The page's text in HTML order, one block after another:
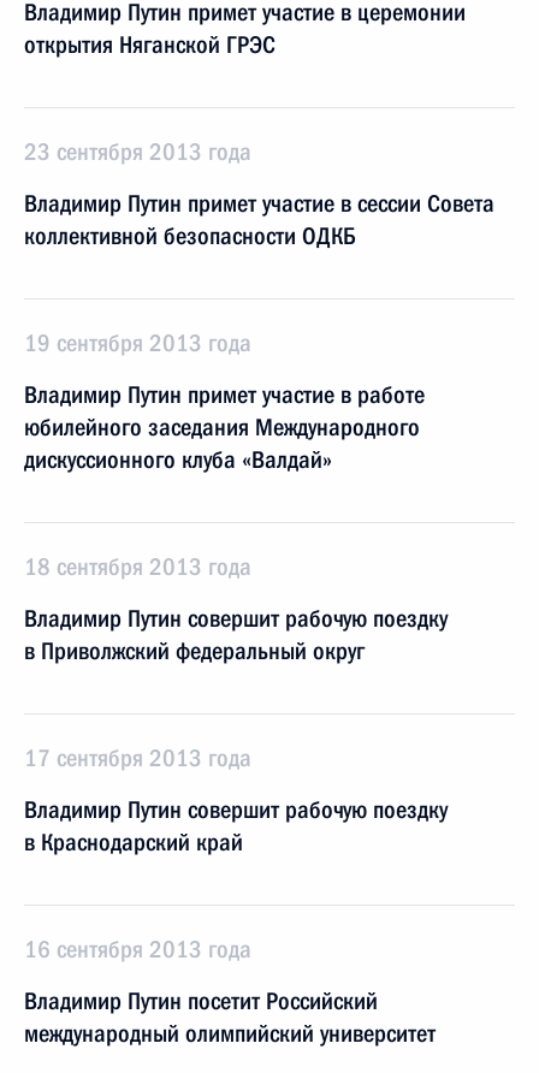
Владимир Путин примет участие в церемонии
открытия Няганской ГРЭС
23 сентября 2013 года
Владимир Путин примет участие в сессии Совета
коллективной безопасности ОДКБ
19 сентября 2013 года
Владимир Путин примет участие в работе
юбилейного заседания Международного
дискуссионного клуба «Валдай»
18 сентября 2013 года
Владимир Путин совершит рабочую поездку
в Приволжский федеральный округ
17 сентября 2013 года
Владимир Путин совершит рабочую поездку
в Краснодарский край
16 сентября 2013 года
Владимир Путин посетит Российский
международный олимпийский университет